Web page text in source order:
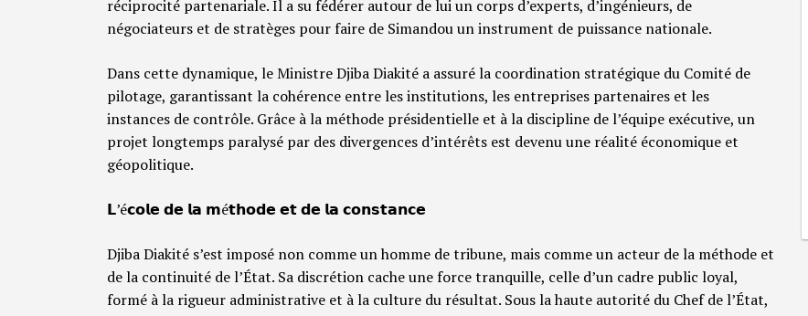
réciprocité partenariale. Il a su fédérer autour de lui un corps d’experts, d’ingénieurs, de
négociateurs et de stratèges pour faire de Simandou un instrument de puissance nationale.
Dans cette dynamique, le Ministre Djiba Diakité a assuré la coordination stratégique du Comité de
pilotage, garantissant la cohérence entre les institutions, les entreprises partenaires et les
instances de contrôle. Grâce à la méthode présidentielle et à la discipline de l’équipe exécutive, un
projet longtemps paralysé par des divergences d’intérêts est devenu une réalité économique et
géopolitique.
𝗟’é𝗰𝗼𝗹𝗲 𝗱𝗲 𝗹𝗮 𝗺é𝘁𝗵𝗼𝗱𝗲 𝗲𝘁 𝗱𝗲 𝗹𝗮 𝗰𝗼𝗻𝘀𝘁𝗮𝗻𝗰𝗲
Djiba Diakité s’est imposé non comme un homme de tribune, mais comme un acteur de la méthode et
de la continuité de l’État. Sa discrétion cache une force tranquille, celle d’un cadre public loyal,
formé à la rigueur administrative et à la culture du résultat. Sous la haute autorité du Chef de l’État,